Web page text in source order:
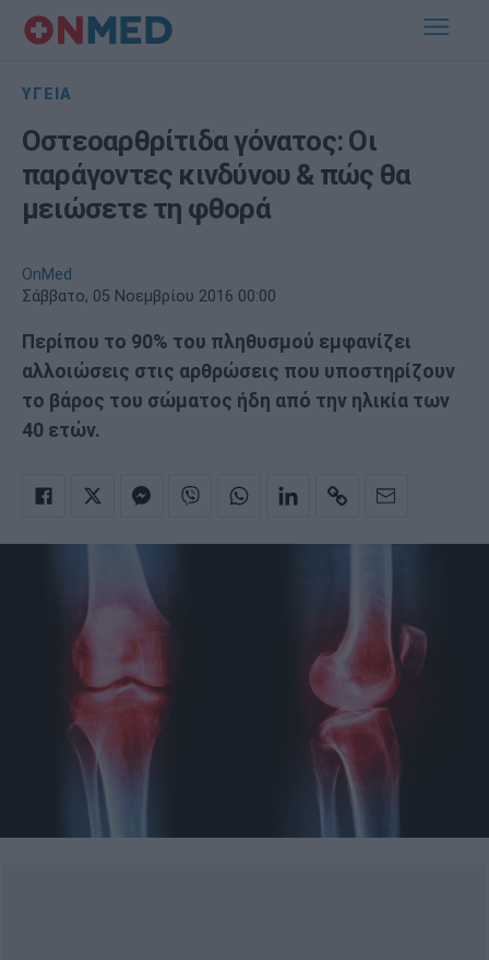
ΥΓΕΙΑ
Οστεοαρθρίτιδα γόνατος: Οι
παράγοντες κινδύνου & πώς θα
μειώσετε τη φθορά
OnMed
Σάββατο, 05 Νοεμβρίου 2016 00:00
Περίπου το 90% του πληθυσμού εμφανίζει
αλλοιώσεις στις αρθρώσεις που υποστηρίζουν
το βάρος του σώματος ήδη από την ηλικία των
40 ετών.